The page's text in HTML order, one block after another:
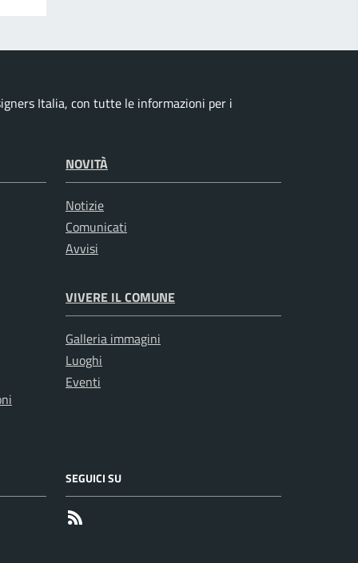
Italia, con tutte le informazioni per i
NOVITÀ
Notizie
Comunicati
Avvisi
VIVERE IL COMUNE
Galleria immagini
Luoghi
Eventi
SEGUICI SU